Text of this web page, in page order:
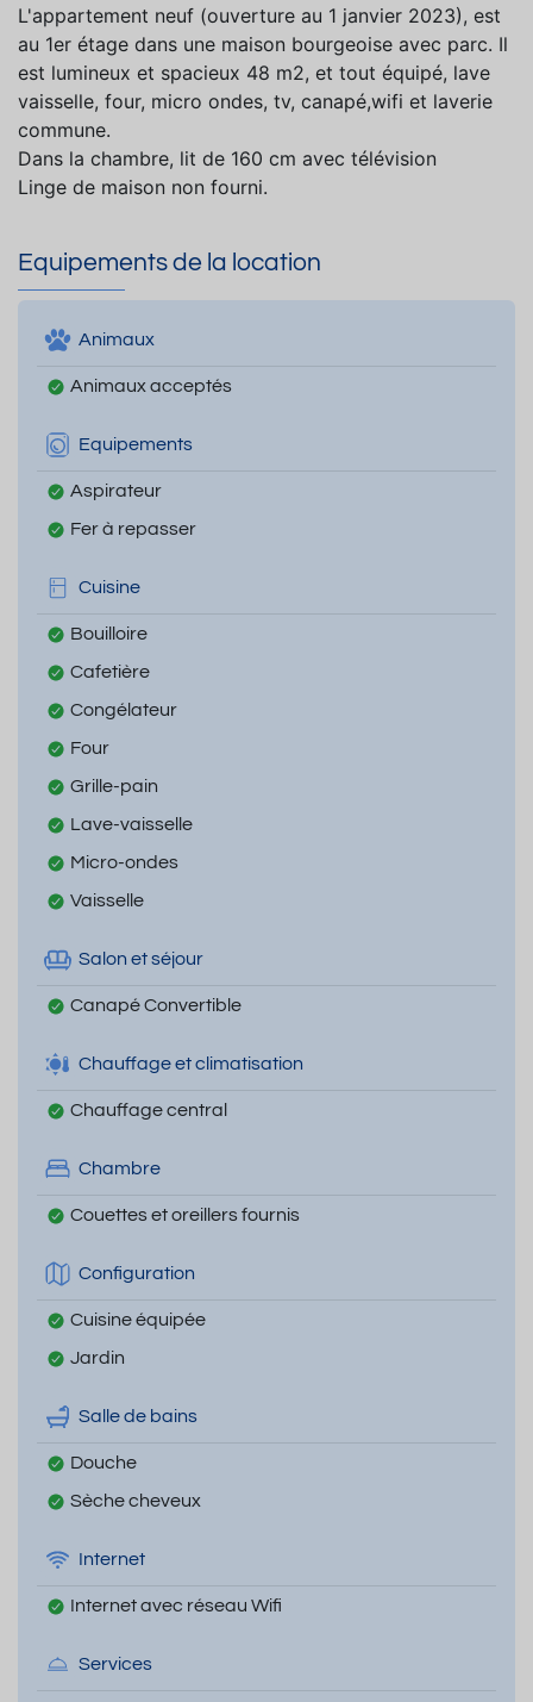
L'appartement neuf (ouverture au 1 janvier 2023), est
au 1er étage dans une maison bourgeoise avec parc. Il
est lumineux et spacieux 48 m2, et tout équipé, lave
vaisselle, four, micro ondes, tv, canapé,wifi et laverie
commune.
Dans la chambre, lit de 160 cm avec télévision
Linge de maison non fourni.
Equipements de la location
Animaux
Animaux acceptés
Equipements
Aspirateur
Fer à repasser
Cuisine
Bouilloire
Cafetière
Congélateur
Four
Grille-pain
Lave-vaisselle
Micro-ondes
Vaisselle
Salon et séjour
Canapé Convertible
Chauffage et climatisation
Chauffage central
Chambre
Couettes et oreillers fournis
Configuration
Cuisine équipée
Jardin
Salle de bains
Douche
Sèche cheveux
Internet
Internet avec réseau Wifi
Services